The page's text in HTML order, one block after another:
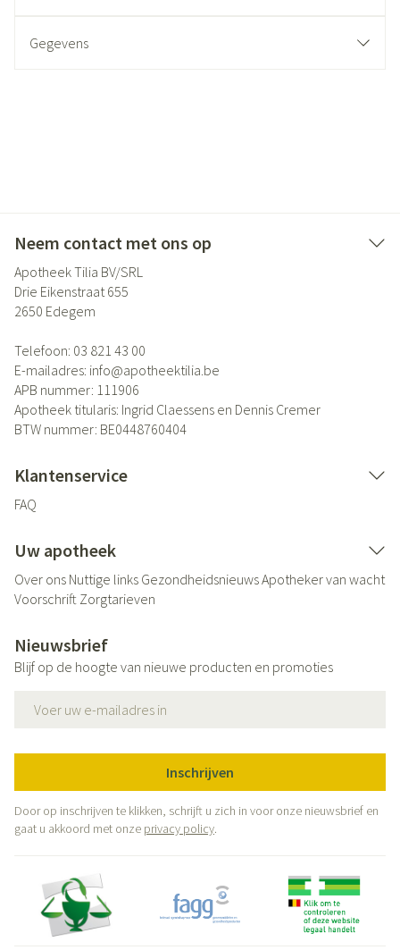
Gegevens
Neem contact met ons op
Apotheek Tilia BV/SRL
Drie Eikenstraat 655
2650 Edegem
Telefoon: 03 821 43 00
E-mailadres: info@apotheektilia.be
APB nummer: 111906
Apotheek titularis: Ingrid Claessens en Dennis Cremer
BTW nummer: BE0448760404
Klantenservice
FAQ
Uw apotheek
Over ons Nuttige links GezondheidsnieuwsApotheker van wacht
Voorschrift Zorgtarieven
Nieuwsbrief
Blijf op de hoogte van nieuwe producten en promoties
Inschrijven
Door op inschrijven te klikken, schrijft u zich in voor onze nieuwsbrief en
gaat u akkoord met onze privacy policy.